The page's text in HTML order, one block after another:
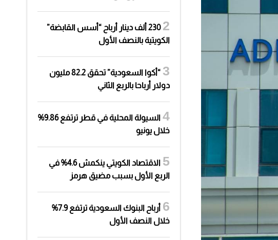
230 ألف دينار أرباح “أسس القابضة”
الكويتية بالنصف الأول
“أكوا السعودية” تحقق 82.2 مليون
دولار أرباحا بالربع الثاني
السيولة المحلية في قطر ترتفع 9.86%
خلال يونيو
الاقتصاد الكويتي ينكمش 4.6% في
الربع الأول بسبب مضيق هرمز
أرباح البنوك السعودية ترتفع 7.9%
خلال النصف الأول